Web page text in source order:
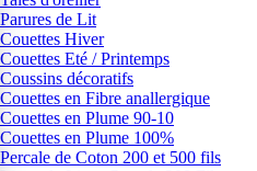
Parures de Lit
Couettes Hiver
Couettes Eté / Printemps
Coussins décoratifs
Couettes en Fibre anallergique
Couettes en Plume 90-10
Couettes en Plume 100%
Percale de Coton 200 et 500 fils